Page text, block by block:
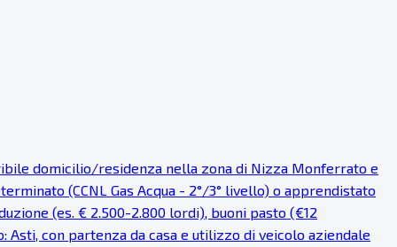
domicilio/residenza nella zona di Nizza Monferrato e
(CCNL Gas Acqua - 2°/3° livello) o apprendistato
(es. € 2.500-2.800 lordi), buoni pasto (€12
con partenza da casa e utilizzo di veicolo aziendale